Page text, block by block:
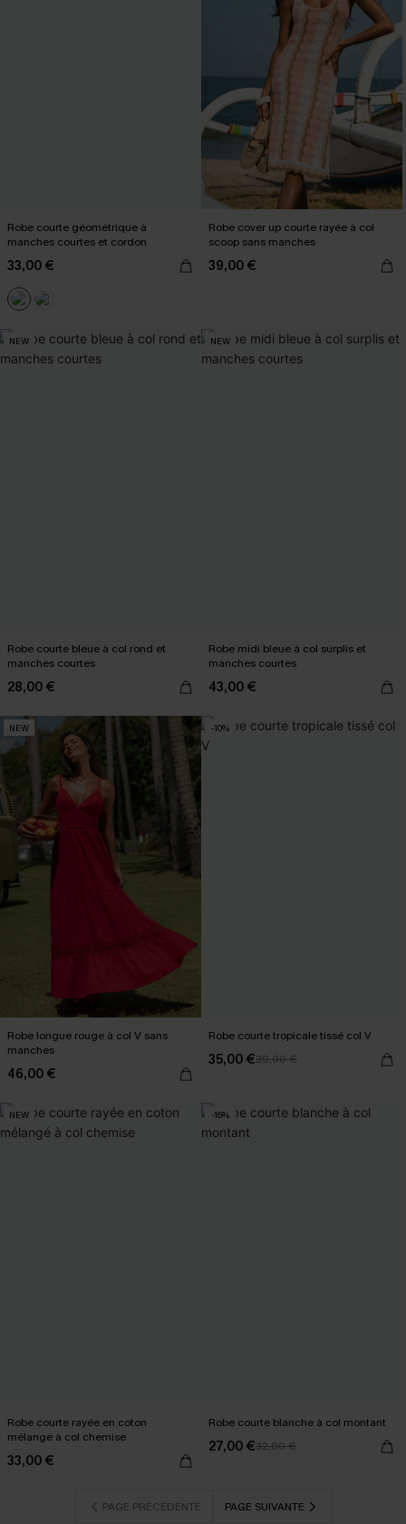
Robe courte géométrique à
manches courtes et cordon
33,00 €
Robe cover up courte rayée à col
scoop sans manches
39,00 €
NEW
Robe courte bleue à col rond et
manches courtes
28,00 €
NEW
Robe midi bleue à col surplis et
manches courtes
43,00 €
NEW
Robe longue rouge à col V sans
manches
46,00 €
-10%
Robe courte tropicale tissé col V
35,00 €39,00 €
NEW
Robe courte rayée en coton
mélangé à col chemise
33,00 €
-16%
Robe courte blanche à col montant
27,00 €32,00 €
PAGE PRÉCÉDENTE PAGE SUIVANTE